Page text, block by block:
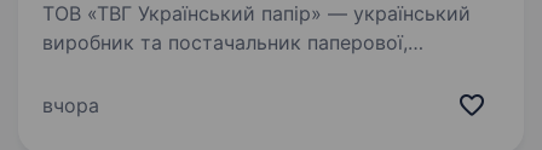
ТОВ «ТВГ Український папір» — український
виробник та постачальник паперової,
уже понад 30 років успішно працює на ринку
вчора